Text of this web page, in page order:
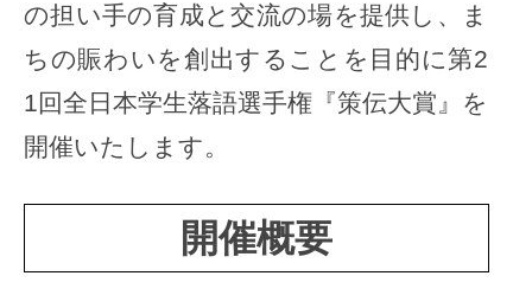
の担い手の育成と交流の場を提供し、ま
ちの賑わいを創出することを目的に第2
1回全日本学生落語選手権『策伝大賞』を
開催いたします。
開催概要